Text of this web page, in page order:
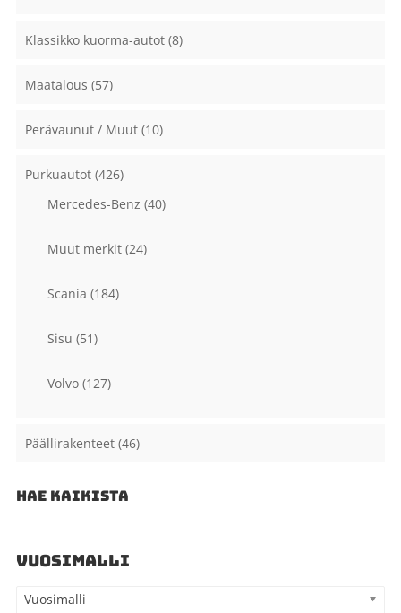
Klassikko kuorma-autot (8)
Maatalous (57)
Perävaunut / Muut (10)
Purkuautot (426)
Mercedes-Benz (40)
Muut merkit (24)
Scania (184)
Sisu (51)
Volvo (127)
Päällirakenteet (46)
HAE KAIKISTA
VUOSIMALLI
Vuosimalli